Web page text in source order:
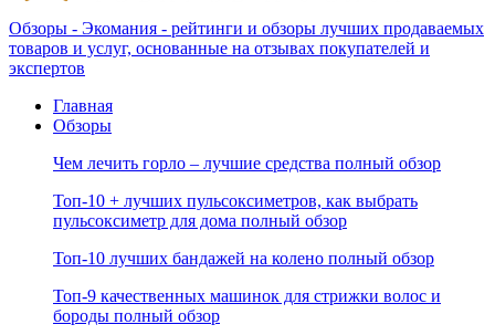
Обзоры - Экомания - рейтинги и обзоры лучших продаваемых
товаров и услуг, основанные на отзывах покупателей и
экспертов
Главная
Обзоры
Чем лечить горло – лучшие средства полный обзор
Топ-10 + лучших пульсоксиметров, как выбрать
пульсоксиметр для дома полный обзор
Топ-10 лучших бандажей на колено полный обзор
Топ-9 качественных машинок для стрижки волос и
бороды полный обзор